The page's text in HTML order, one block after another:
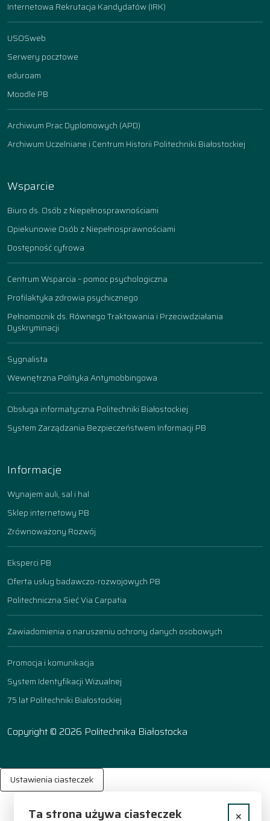
Internetowa Rekrutacja Kandydatów (IRK)
USOSweb
Serwery pocztowe
eduroam
Moodle PB
Archiwum Prac Dyplomowych (APD)
Archiwum Uczelniane i Centrum Historii Politechniki Białostockiej
Wsparcie
Biuro ds. Osób z Niepełnosprawnościami
Opiekunowie Osób z Niepełnosprawnościami
Dostępność cyfrowa
Centrum Wsparcia – pomoc psychologiczna
Profilaktyka zdrowia psychicznego
Pełnomocnik ds. Równego Traktowania i Przeciwdziałania
Dyskryminacji
Sygnalista
Wewnętrzna Polityka Antymobbingowa
Obsługa informatyczna Politechniki Białostockiej
System Zarządzania Bezpieczeństwem Informacji PB
Informacje
Wynajem auli, sal i hal
Sklep internetowy PB
Zrównoważony Rozwój
Eksperci PB
Oferta usług badawczo-rozwojowych PB
Politechniczna Sieć Via Carpatia
Zawiadomienia o naruszeniu ochrony danych osobowych
Promocja i komunikacja
System Identyfikacji Wizualnej
75 lat Politechniki Białostockiej
Copyright © 2026 Politechnika Białostocka
Ustawienia ciasteczek
Ta strona używa ciasteczek ×